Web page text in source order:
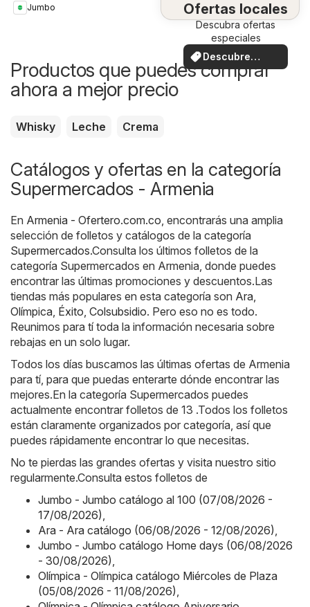
Jumbo
Ofertas locales
Descubra ofertas
especiales
Descubre
ofertas
Productos que puedes comprar
ahora a mejor precio
Whisky Leche Crema
Catálogos y ofertas en la categoría
Supermercados - Armenia
En Armenia - Ofertero.com.co , encontrarás una amplia
selección de folletos y catálogos de la categoría
Supermercados.Consulta los últimos folletos de la
categoría Supermercados en Armenia, donde puedes
encontrar las últimas promociones y descuentos.Las
tiendas más populares en esta categoría son Ara
Olímpica Éxito Colsubsidio. Pero eso no es todo.
Reunimos para tí toda la información necesaria sobre
rebajas en un solo lugar.
Todos los días buscamos las últimas ofertas de Armenia
para tí, para que puedas enterarte dónde encontrar las
mejores.En la categoría Supermercados puedes
actualmente encontrar folletos de 13 .Todos los folletos
están claramente organizados por categoría, así que
puedes rápidamente encontrar lo que necesitas.
No te pierdas las grandes ofertas y visita nuestro sitio
regularmente.Consulta estos folletos de
Jumbo - Jumbo catálogo al 100 (07/08/2026 -
17/08/2026)
Ara - Ara catálogo (06/08/2026 - 12/08/2026)
Jumbo - Jumbo catálogo Home days (06/08/2026
- 30/08/2026)
Olímpica - Olímpica catálogo Miércoles de Plaza
(05/08/2026 - 11/08/2026)